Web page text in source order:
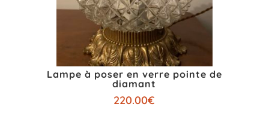
Lampe à poser en verre pointe de
diamant
220.00€